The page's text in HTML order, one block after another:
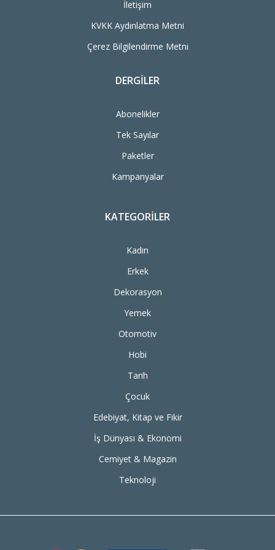
İletişim
KVKK Aydınlatma Metni
Çerez Bilgilendirme Metni
DERGILER
Abonelikler
Tek Sayılar
Paketler
Kampanyalar
KATEGORILER
Kadın
Erkek
Dekorasyon
Yemek
Otomotiv
Hobi
Tarih
Çocuk
Edebiyat, Kitap ve Fikir
İş Dünyası & Ekonomi
Cemiyet & Magazin
Teknoloji